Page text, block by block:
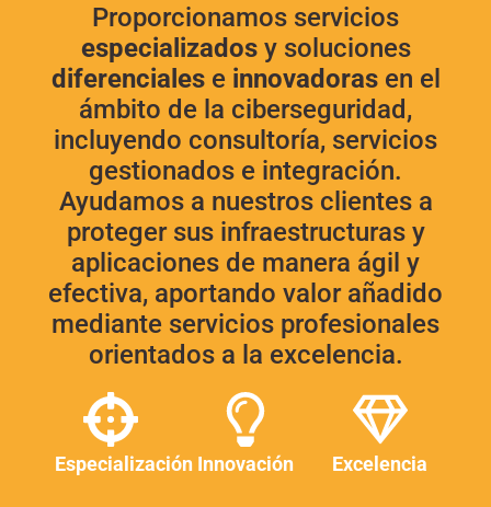
Proporcionamos servicios
especializados y soluciones
diferencialese innovadorasen el
ámbito de la ciberseguridad,
incluyendo consultoría, servicios
gestionados e integración.
Ayudamos a nuestros clientes a
proteger sus infraestructuras y
aplicaciones de manera ágil y
efectiva, aportando valor añadido
mediante servicios profesionales
orientados a la excelencia.
Especialización Innovación Excelencia